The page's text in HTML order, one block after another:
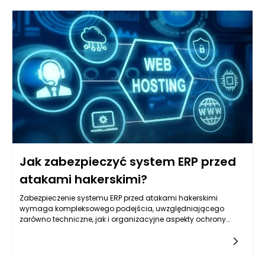
Jak zabezpieczyć system ERP przed
atakami hakerskimi?
Zabezpieczenie systemu ERP przed atakami hakerskimi
wymaga kompleksowego podejścia, uwzględniającego
zarówno techniczne, jak i organizacyjne aspekty ochrony